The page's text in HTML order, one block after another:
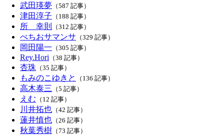
武田瑛夢 （587 記事）
津田淳子 （188 記事）
所 幸則 （312 記事）
べちおサマンサ （329 記事）
岡田陽一 （305 記事）
Rey.Hori （38 記事）
杏珠 （35 記事）
もみのこゆきと （136 記事）
高木泰三 （5 記事）
えむ （12 記事）
川井拓也 （42 記事）
蓮井慎也 （26 記事）
秋葉秀樹 （73 記事）